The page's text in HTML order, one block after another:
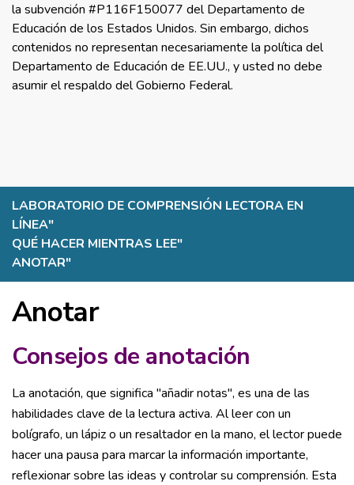
LABORATORIO DE COMPRENSIÓN LECTORA EN
LÍNEA"
QUÉ HACER MIENTRAS LEE"
ANOTAR"
Anotar
Consejos de anotación
La anotación, que significa "añadir notas", es una de las
habilidades clave de la lectura activa. Al leer con un
bolígrafo, un lápiz o un resaltador en la mano, el lector puede
hacer una pausa para marcar la información importante,
reflexionar sobre las ideas y controlar su comprensión. Esta
la subvención #P116F150077 del Departamento de
Educación de los Estados Unidos. Sin embargo, dichos
contenidos no representan necesariamente la política del
Departamento de Educación de EE.UU., y usted no debe
asumir el respaldo del Gobierno Federal.